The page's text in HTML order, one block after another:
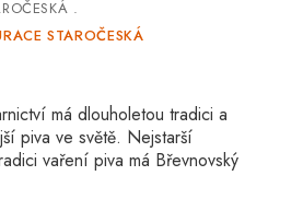
STAROČESKÁ
má dlouholetou tradici a
piva ve světě. Nejstarší
vaření piva má Břevnovský